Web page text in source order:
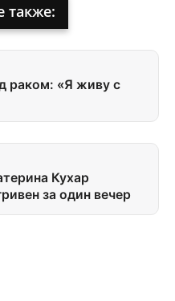
также:
раком: «Я живу с
Кухар
за один вечер